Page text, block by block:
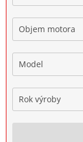
Objem motora
Model
Rok výroby